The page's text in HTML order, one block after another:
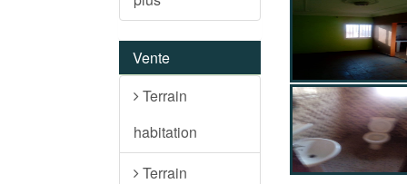
Vente
Terrain
habitation
Terrain